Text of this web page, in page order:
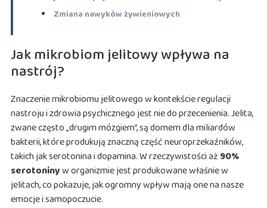
Zmiana nawyków żywieniowych
Jak mikrobiom jelitowy wpływa na
nastrój?
Znaczenie mikrobiomu jelitowego w kontekście regulacji
nastroju i zdrowia psychicznego jest nie do przecenienia. Jelita,
zwane często „drugim mózgiem”, są domem dla miliardów
bakterii, które produkują znaczną część neuroprzekaźników,
takich jak serotonina i dopamina. W rzeczywistości aż 90%
serotoninyw organizmie jest produkowane właśnie w
jelitach, co pokazuje, jak ogromny wpływ mają one na nasze
emocje i samopoczucie.